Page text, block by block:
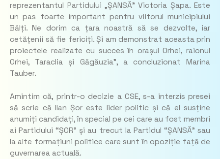
reprezentantul Partidului „ȘANSĂ” Victoria Șapa. Este
un pas foarte important pentru viitorul municipiului
Bălți. Ne dorim ca țara noastră să se dezvolte, iar
cetățenii să fie fericiți. Și am demonstrat aceasta prin
proiectele realizate cu succes în orașul Orhei, raionul
Orhei, Taraclia și Găgăuzia”, a concluzionat Marina
Tauber.
Amintim că, printr-o decizie a CSE, s-a interzis presei
să scrie că Ilan Șor este lider politic și că el susține
anumiți candidați, în special pe cei care au fost membri
ai Partidului “ȘOR” și au trecut la Partidul “ȘANSĂ” sau
la alte formațiuni politice care sunt în opoziție față de
guvernarea actuală.